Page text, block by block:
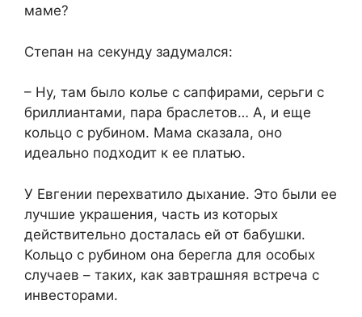
маме?
Степан на секунду задумался:
– Ну, там было колье с сапфирами, серьги с
бриллиантами, пара браслетов… А, и еще
кольцо с рубином. Мама сказала, оно
идеально подходит к ее платью.
У Евгении перехватило дыхание. Это были ее
лучшие украшения, часть из которых
действительно досталась ей от бабушки.
Кольцо с рубином она берегла для особых
случаев – таких, как завтрашняя встреча с
инвесторами.